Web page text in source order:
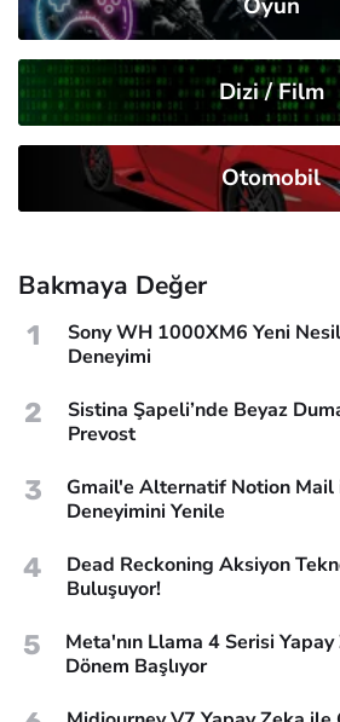
Dizi / Film
Otomobil
Bakmaya Değer
1
Sony WH 1000XM6 Yeni
Deneyimi
2
Sistina Şapeli’nde Beyaz
Prevost
3
Gmail'e Alternatif Notion Mail
Deneyimini Yenile
4
Dead Reckoning Aksiyon
Buluşuyor!
5
Meta'nın Llama 4 Serisi
Dönem Başlıyor